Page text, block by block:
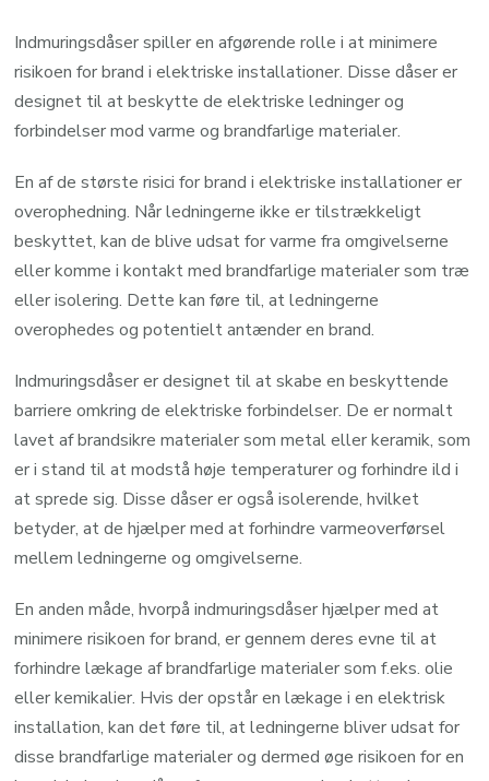
Indmuringsdåser spiller en afgørende rolle i at minimere
risikoen for brand i elektriske installationer. Disse dåser er
designet til at beskytte de elektriske ledninger og
forbindelser mod varme og brandfarlige materialer.
En af de største risici for brand i elektriske installationer er
overophedning. Når ledningerne ikke er tilstrækkeligt
beskyttet, kan de blive udsat for varme fra omgivelserne
eller komme i kontakt med brandfarlige materialer som træ
eller isolering. Dette kan føre til, at ledningerne
overophedes og potentielt antænder en brand.
Indmuringsdåser er designet til at skabe en beskyttende
barriere omkring de elektriske forbindelser. De er normalt
lavet af brandsikre materialer som metal eller keramik, som
er i stand til at modstå høje temperaturer og forhindre ild i
at sprede sig. Disse dåser er også isolerende, hvilket
betyder, at de hjælper med at forhindre varmeoverførsel
mellem ledningerne og omgivelserne.
En anden måde, hvorpå indmuringsdåser hjælper med at
minimere risikoen for brand, er gennem deres evne til at
forhindre lækage af brandfarlige materialer som f.eks. olie
eller kemikalier. Hvis der opstår en lækage i en elektrisk
installation, kan det føre til, at ledningerne bliver udsat for
disse brandfarlige materialer og dermed øge risikoen for en